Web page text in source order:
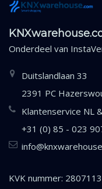
Onderdeel van
Duitslandlaan 33
2391 PC
Klantenservice NL
+31 (0) 85 - 023
KVK nummer: